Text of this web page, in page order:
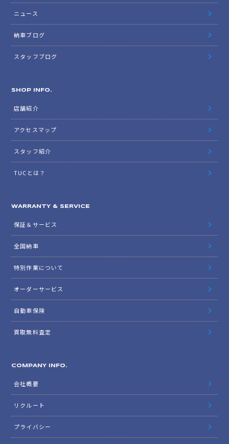
ニュース
納車ブログ
スタッフブログ
SHOP INFO.
店舗紹介
アクセスマップ
スタッフ紹介
TUCとは？
WARRANTY & SERVICE
保証＆サービス
全国納車
特別作業について
オーダーサービス
自動車保険
買取無料査定
COMPANY INFO.
会社概要
リクルート
プライバシー